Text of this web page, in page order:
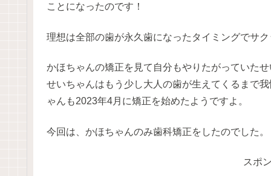
ことになったのです！
理想は全部の歯が永久歯になったタイミングでサ
かほちゃんの矯正を見て自分もやりたがっていたせ
せいちゃんはもう少し大人の歯が生えてくるまで
ゃんも2023年4月に矯正を始めたようですよ。
今回は、かほちゃんのみ歯科矯正をしたのでした。
スポ